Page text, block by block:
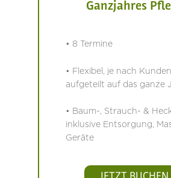
Ganzjahres
• 8 Termine
• Flexibel, je nach
aufgeteilt auf das ganze
• Baum-, Strauch- &
inklusive Entsorgung,
Geräte